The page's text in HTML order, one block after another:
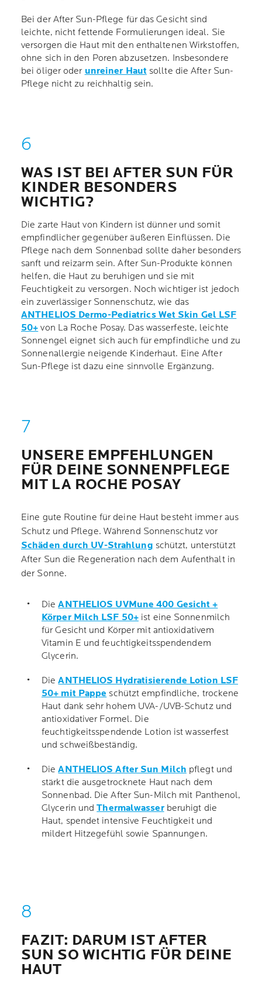
Bei der After Sun-Pflege für das Gesicht sind
leichte, nicht fettende Formulierungen ideal. Sie
versorgen die Haut mit den enthaltenen Wirkstoffen,
ohne sich in den Poren abzusetzen. Insbesondere
bei öliger oder unreiner Haut sollte die After Sun-
Pflege nicht zu reichhaltig sein.
WAS IST BEI AFTER SUN FÜR
KINDER BESONDERS
WICHTIG?
Die zarte Haut von Kindern ist dünner und somit
empfindlicher gegenüber äußeren Einflüssen. Die
Pflege nach dem Sonnenbad sollte daher besonders
sanft und reizarm sein. After Sun-Produkte können
helfen, die Haut zu beruhigen und sie mit
Feuchtigkeit zu versorgen. Noch wichtiger ist jedoch
ein zuverlässiger Sonnenschutz, wie das
ANTHELIOS Dermo-Pediatrics Wet Skin Gel LSF
50+ von La Roche Posay. Das wasserfeste, leichte
Sonnengel eignet sich auch für empfindliche und zu
Sonnenallergie neigende Kinderhaut. Eine After
Sun-Pflege ist dazu eine sinnvolle Ergänzung.
UNSERE EMPFEHLUNGEN
FÜR DEINE SONNENPFLEGE
MIT LA ROCHE POSAY
Eine gute Routine für deine Haut besteht immer aus
Schutz und Pflege. Während Sonnenschutz vor
Schäden durch UV-Strahlung schützt, unterstützt
After Sun die Regeneration nach dem Aufenthalt in
der Sonne.
DieANTHELIOS UVMune 400 Gesicht +
Körper Milch LSF 50+ ist eine Sonnenmilch
für Gesicht und Körper mit antioxidativem
Vitamin E und feuchtigkeitsspendendem
Glycerin.
DieANTHELIOS Hydratisierende Lotion LSF
50+ mit Pappe schützt empfindliche, trockene
Haut dank sehr hohem UVA-/UVB-Schutz und
antioxidativer Formel. Die
feuchtigkeitsspendende Lotion ist wasserfest
und schweißbeständig.
DieANTHELIOS After Sun Milch pflegt und
stärkt die ausgetrocknete Haut nach dem
Sonnenbad. Die After Sun-Milch mit Panthenol,
Glycerin undThermalwasserberuhigt die
Haut, spendet intensive Feuchtigkeit und
mildert Hitzegefühl sowie Spannungen.
FAZIT: DARUM IST AFTER
SUN SO WICHTIG FÜR DEINE
HAUT